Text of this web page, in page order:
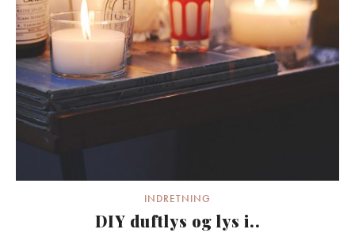
INDRETNING
DIY duftlys og lys i..